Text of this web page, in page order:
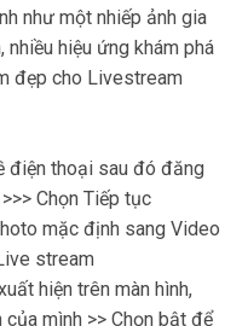
như một nhiếp ảnh gia
hiệu ứng khám phá
đẹp cho Livestream
điện thoại sau đó đăng
Chọn Tiếp tục
mặc định sang Video
stream
hiện trên màn hình,
mình >> Chọn bật để